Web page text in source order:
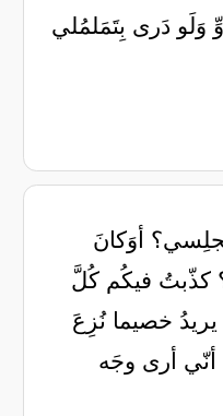
وَلَو دَرى بِتَمَلمُلي
أوَكانَ
كذّبتُ فيكُم كُلَّ
خصيما نُزِعَ
أنّي أرى وجَه